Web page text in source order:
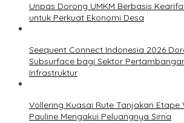
Unpas Dorong UMKM Berbasis
untuk Perkuat Ekonomi Desa
Seequent Connect Indonesia 2026
Subsurface bagi Sektor
Infrastruktur
Vollering Kuasai Rute Tanjakan Etape
Pauline Mengakui Peluangnya Sirna